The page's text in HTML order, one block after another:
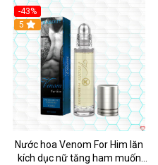
-43%
5
Nước hoa Venom For Him lăn
kích dục nữ tăng ham muốn